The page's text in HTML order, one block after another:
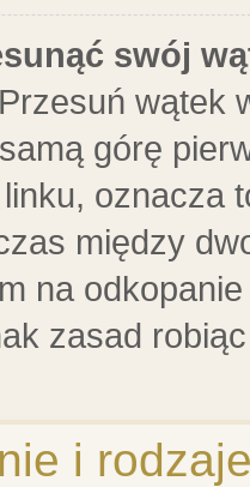
swój
wątek
górę
oznacza
między
na
zasad
i